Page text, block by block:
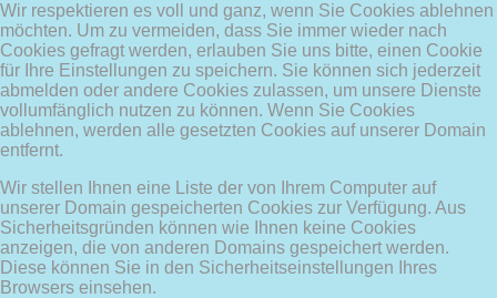
Wir respektieren es voll und ganz, wenn Sie Cookies ablehnen
möchten. Um zu vermeiden, dass Sie immer wieder nach
Cookies gefragt werden, erlauben Sie uns bitte, einen Cookie
für Ihre Einstellungen zu speichern. Sie können sich jederzeit
abmelden oder andere Cookies zulassen, um unsere Dienste
vollumfänglich nutzen zu können. Wenn Sie Cookies
ablehnen, werden alle gesetzten Cookies auf unserer Domain
entfernt.
Wir stellen Ihnen eine Liste der von Ihrem Computer auf
unserer Domain gespeicherten Cookies zur Verfügung. Aus
Sicherheitsgründen können wie Ihnen keine Cookies
anzeigen, die von anderen Domains gespeichert werden.
Diese können Sie in den Sicherheitseinstellungen Ihres
Browsers einsehen.